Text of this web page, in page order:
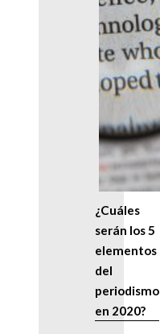
¿Cuáles
serán los 5
elementos
del
periodismo
en 2020?